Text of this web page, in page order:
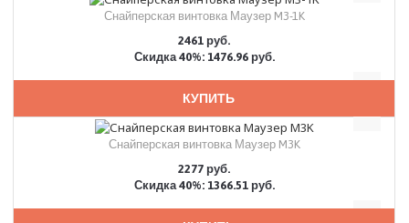
Снайперская винтовка Маузер M3-1K
2461 руб.
Скидка 40%: 1476.96 руб.
КУПИТЬ
Снайперская винтовка Маузер M3K
2277 руб.
Скидка 40%: 1366.51 руб.